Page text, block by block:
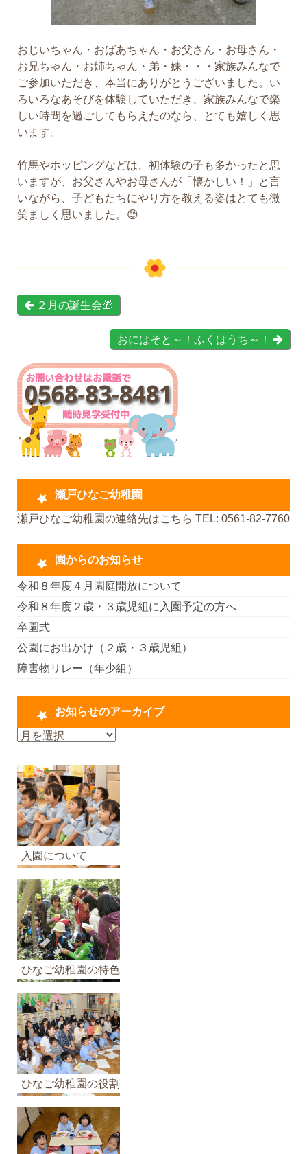
おじいちゃん・おばあちゃん・お父さん・お母さん・
お兄ちゃん・お姉ちゃん・弟・妹・・・家族みんなで
ご参加いただき、本当にありがとうございました。い
ろいろなあそびを体験していただき、家族みんなで楽
しい時間を過ごしてもらえたのなら、とても嬉しく思
います。
竹馬やホッピングなどは、初体験の子も多かったと思
いますが、お父さんやお母さんが「懐かしい！」と言
いながら、子どもたちにやり方を教える姿はとても微
笑ましく思いました。😊
２月の誕生会🎁
おにはそと～！ふくはうち～！
瀬戸ひなご幼稚園
瀬戸ひなご幼稚園の連絡先はこちら TEL: 0561-82-7760
園からのお知らせ
令和８年度４月園庭開放について
令和８年度２歳・３歳児組に入園予定の方へ
卒園式
公園にお出かけ（２歳・３歳児組）
障害物リレー（年少組）
お知らせのアーカイブ
お
ら
せ
の
ア
ー
カ
イ
ブ
入園について
ひなご幼稚園の特色
ひなご幼稚園の役割